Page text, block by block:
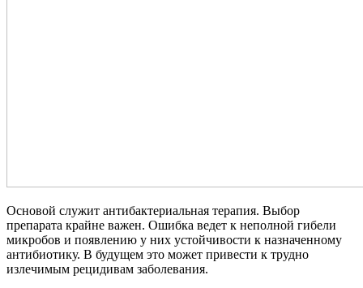
Основой служит антибактериальная терапия. Выбор
препарата крайне важен. Ошибка ведет к неполной гибели
микробов и появлению у них устойчивости к назначенному
антибиотику. В будущем это может привести к трудно
излечимым рецидивам заболевания.